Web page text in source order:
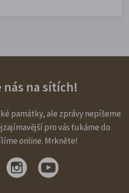
nás na sítích!
památky, ale zprávy nepíšeme
pro vás ťukáme do
online. Mrkněte!